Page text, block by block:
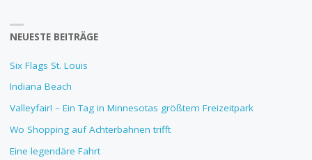
NEUESTE BEITRÄGE
Six Flags St. Louis
Indiana Beach
Valleyfair! – Ein Tag in Minnesotas größtem Freizeitpark
Wo Shopping auf Achterbahnen trifft
Eine legendäre Fahrt